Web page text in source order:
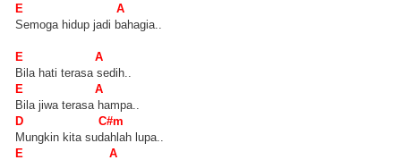
E A
Semoga hidup jadi bahagia..
E A
Bila hati terasa sedih..
E A
Bila jiwa terasa hampa..
D C#m
Mungkin kita sudahlah lupa..
E A